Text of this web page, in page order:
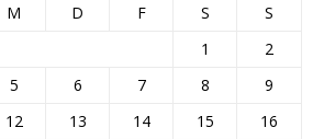
M D F S
S
1
2
5 6 7 8
9
12 13 14 15
16